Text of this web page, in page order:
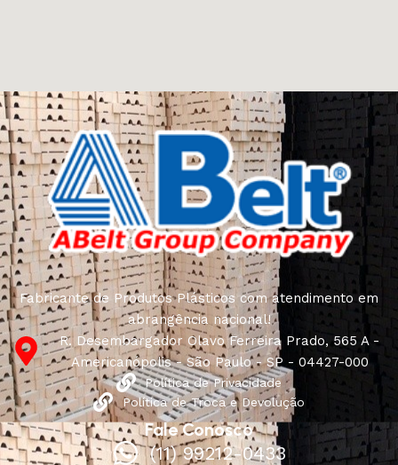
Fabricante de Produtos Plásticos com atendimento em
abrangência nacional!
R. Desembargador Olavo Ferreira Prado, 565 A -
Americanópolis - São Paulo - SP - 04427-000
Política de Privacidade
Política de Troca e Devolução
Fale Conosco
(11) 99212-0433